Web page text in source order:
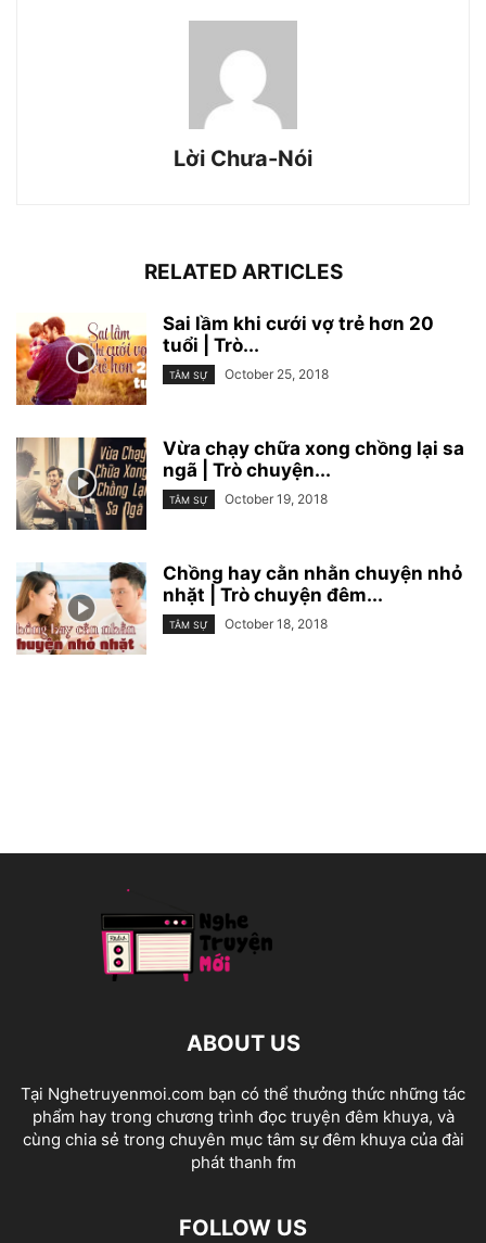
Lời Chưa-Nói
RELATED ARTICLES
Sai lầm khi cưới vợ trẻ hơn 20
tuổi | Trò...
TÂM SỰ October 25, 2018
Vừa chạy chữa xong chồng lại sa
ngã | Trò chuyện...
TÂM SỰ October 19, 2018
Chồng hay cằn nhằn chuyện nhỏ
nhặt | Trò chuyện đêm...
TÂM SỰ October 18, 2018
ABOUT US
Tại Nghetruyenmoi.com bạn có thể thưởng thức những tác
phẩm hay trong chương trình đọc truyện đêm khuya, và
cùng chia sẻ trong chuyên mục tâm sự đêm khuya của đài
phát thanh fm
FOLLOW US